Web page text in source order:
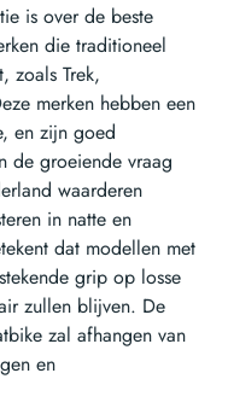
is over de beste
die traditioneel
zoals Trek,
merken hebben een
en zijn goed
de groeiende vraag
waarderen
in natte en
dat modellen met
grip op losse
zullen blijven. De
zal afhangen van
en